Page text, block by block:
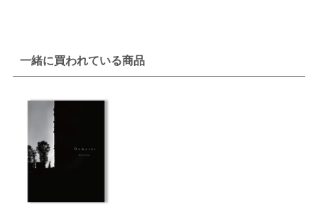
一緒に買われている商品